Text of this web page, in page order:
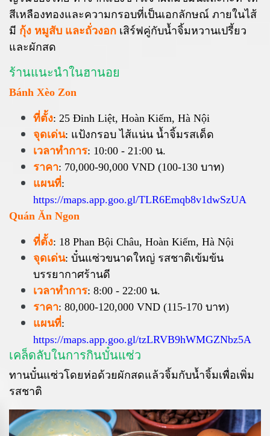
สีเหลืองทองและความกรอบที่เป็นเอกลักษณ์ ภายในไส้
มี กุ้ง หมูสับ และถั่วงอก เสิร์ฟคู่กับน้ำจิ้มหวานเปรี้ยว
และผักสด
ร้านแนะนำในฮานอย
Bánh Xèo Zon
ที่ตั้ง: 25 Đinh Liệt, Hoàn Kiếm, Hà Nội
จุดเด่น: แป้งกรอบ ไส้แน่น น้ำจิ้มรสเด็ด
เวลาทำการ: 10:00 - 21:00 น.
ราคา: 70,000-90,000 VND (100-130 บาท)
แผนที่:
https://maps.app.goo.gl/TLR6Emqb8v1dwSzUA
Quán Ăn Ngon
ที่ตั้ง: 18 Phan Bội Châu, Hoàn Kiếm, Hà Nội
จุดเด่น: บั๋นแซ่วขนาดใหญ่ รสชาติเข้มข้น
บรรยากาศร้านดี
เวลาทำการ: 8:00 - 22:00 น.
ราคา: 80,000-120,000 VND (115-170 บาท)
แผนที่:
https://maps.app.goo.gl/tzLRVB9hWMGZNbz5A
เคล็ดลับในการกินบั๋นแซ่ว
ทานบั๋นแซ่วโดยห่อด้วยผักสดแล้วจิ้มกับน้ำจิ้มเพื่อเพิ่ม
รสชาติ